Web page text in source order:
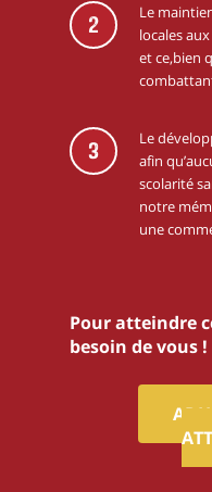
2
Le
locales
et ce,bien
3
Le
afin
scolarité
notre
une
Pour atteindre
besoin de vous !